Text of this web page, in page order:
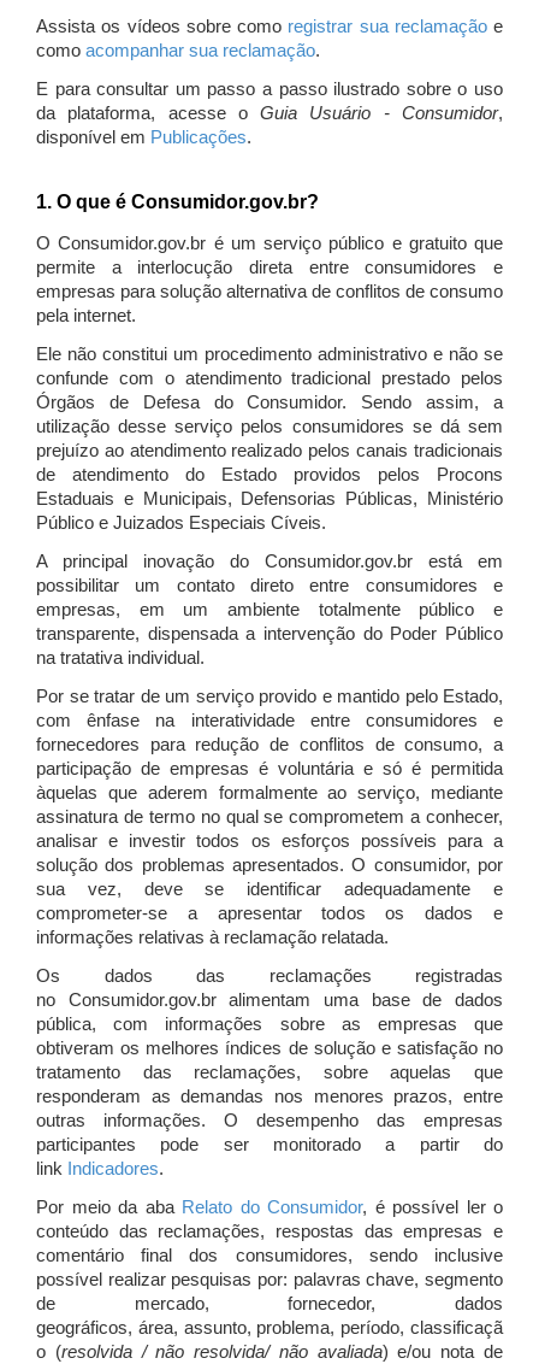
Assista os vídeos sobre como registrar sua reclamaçãoe
como acompanhar sua reclamação.
E para consultar um passo a passo ilustrado sobre o uso
da plataforma, acesse oGuia Usuário - Consumidor,
disponível em Publicações.
1. O que é Consumidor.gov.br?
O Consumidor.gov.br é um serviço público e gratuito que
permite a interlocução direta entre consumidores e
empresas para solução alternativa de conflitos de consumo
pela internet.
Ele não constitui um procedimento administrativo e não se
confunde com o atendimento tradicional prestado pelos
Órgãos de Defesa do Consumidor. Sendo assim, a
utilização desse serviço pelos consumidores se dá sem
prejuízo ao atendimento realizado pelos canais tradicionais
de atendimento do Estado providos pelos Procons
Estaduais e Municipais, Defensorias Públicas, Ministério
Público e Juizados Especiais Cíveis.
A principal inovação do Consumidor.gov.br está em
possibilitar um contato direto entre consumidores e
empresas, em um ambiente totalmente público e
transparente, dispensada a intervenção do Poder Público
na tratativa individual.
Por se tratar de um serviço provido e mantido pelo Estado,
com ênfase na interatividade entre consumidores e
fornecedores para redução de conflitos de consumo, a
participação de empresas é voluntária e só é permitida
àquelas que aderem formalmente ao serviço, mediante
assinatura de termo no qual se comprometem a conhecer,
analisar e investir todos os esforços possíveis para a
solução dos problemas apresentados. O consumidor, por
sua vez, deve se identificar adequadamente e
comprometer-se a apresentar todos os dados e
informações relativas à reclamação relatada.
Os dados das reclamações registradas
no Consumidor.gov.br alimentam uma base de dados
pública, com informações sobre as empresas que
obtiveram os melhores índices de solução e satisfação no
tratamento das reclamações, sobre aquelas que
responderam as demandas nos menores prazos, entre
outras informações. O desempenho das empresas
participantes pode ser monitorado a partir do
link Indicadores.
Por meio da aba Relato do Consumidor, é possível ler o
conteúdo das reclamações, respostas das empresas e
comentário final dos consumidores, sendo inclusive
possível realizar pesquisas por: palavras chave, segmento
de mercado, fornecedor, dados
geográficos, área, assunto, problema, período, classificaçã
o (resolvida / não resolvida/ não avaliada) e/ou nota de